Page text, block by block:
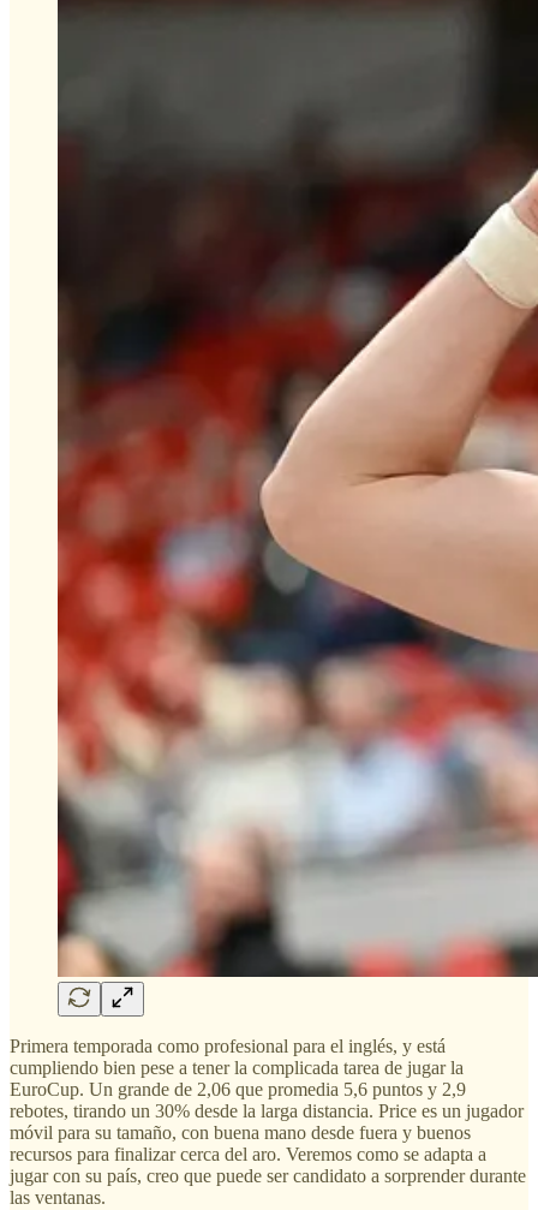
Primera temporada como profesional para el inglés, y está
cumpliendo bien pese a tener la complicada tarea de jugar la
EuroCup. Un grande de 2,06 que promedia 5,6 puntos y 2,9
rebotes, tirando un 30% desde la larga distancia. Price es un jugador
móvil para su tamaño, con buena mano desde fuera y buenos
recursos para finalizar cerca del aro. Veremos como se adapta a
jugar con su país, creo que puede ser candidato a sorprender durante
las ventanas.